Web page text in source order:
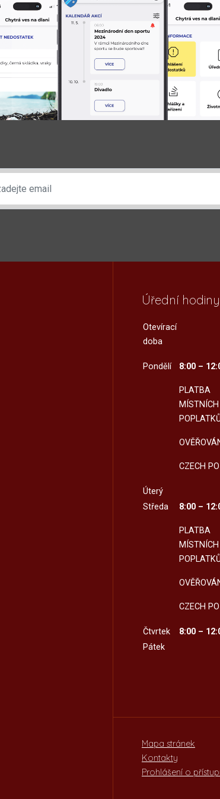
Úřední hodiny
Otevírací
doba
Pondělí 8:00 –
PLATBA
MÍSTNÍCH
CZECH
Úterý
Středa
8:00 –
PLATBA
MÍSTNÍCH
CZECH
Čtvrtek
8:00 –
Pátek
Mapa stránek
Kontakty
Prohlášení o